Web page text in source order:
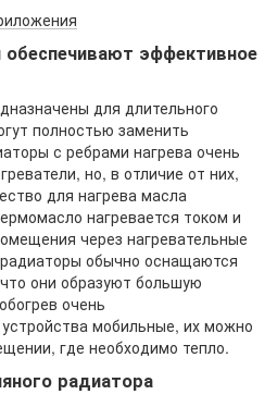
эффективное
для длительного
полностью заменить
с ребрами нагрева очень
но, в отличие от них,
для нагрева масла
нагревается током и
через нагревательные
обычно оснащаются
они образуют большую
очень
мобильные, их можно
где необходимо тепло.
радиатора